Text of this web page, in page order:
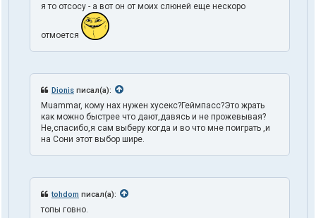
я то отсосу - а вот он от моих слюней еще нескоро
отмоется
Dionis писал(а):
Muammar, кому нах нужен хусекс?Геймпасс?Это жрать
как можно быстрее что дают,давясь и не прожевывая?
Не,спасибо,я сам выберу когда и во что мне поиграть ,и
на Сони этот выбор шире.
tohdom писал(а):
топы говно.